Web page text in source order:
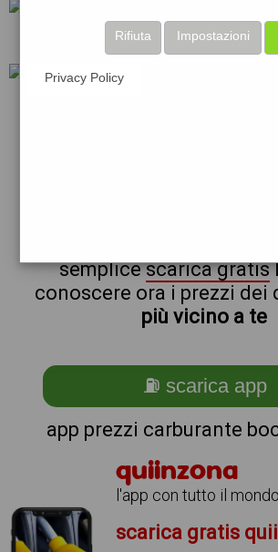
eni
semplicescarica gratis
conoscere ora i prezzi dei
più vicino a te
⛽ scarica app
app prezzi carburante
quiinzona
l'app con tutto il
scarica gratis
Impostazioni
Rifiuta
Privacy Policy